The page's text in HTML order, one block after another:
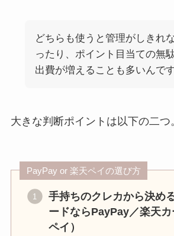
どちらも使うと管理がしきれ
ったり、ポイント目当ての無
出費が増えることも多いんです
大きな判断ポイントは以下の二つ
PayPay or 楽天ペイの選び方
手持ちのクレカから決め
ードならPayPay／楽天
ペイ）